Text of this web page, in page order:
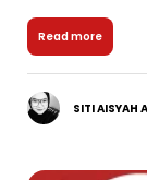
Read more
SITI AISYAH